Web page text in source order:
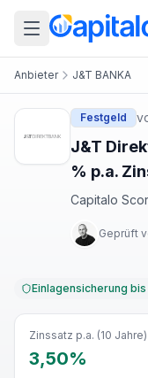
Anbieter J&T BANKA
Festgeld
J&T
% p.a.
Capitalo
Geprüft
Einlagensicherung
Zinssatz p.a. (10 Jahre)
3,50%